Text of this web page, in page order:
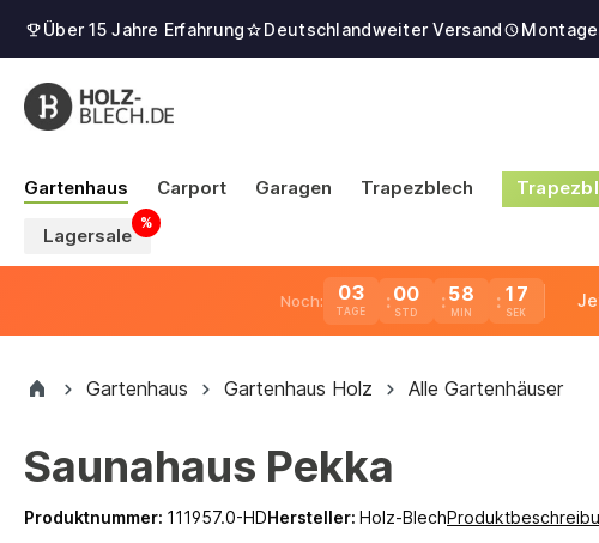
Über 15 Jahre Erfahrung Deutschlandweiter Versand
Gartenhaus Carport Garagen Trapezblech
Lagersale
Noch: 03
TAGE
00 58 16
Gartenhaus Gartenhaus Holz Alle Gartenhäuser
Saunahaus Pekka
Produktnummer: 111957.0-HDHersteller: Holz-Blech